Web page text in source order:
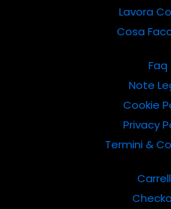
Lavora
Cosa
Faq
Note
Cookie
Privacy
Termini &